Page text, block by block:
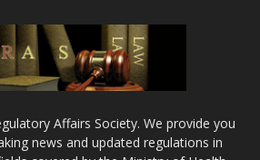
Affairs Society. We provide you
news and updated regulations in